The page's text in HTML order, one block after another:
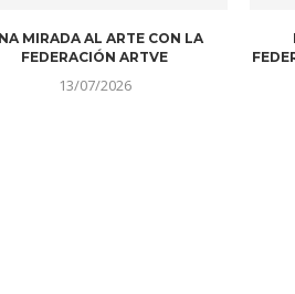
MIRADA AL ARTE CON LA
FEDERACIÓN ARTVE
13/07/2026